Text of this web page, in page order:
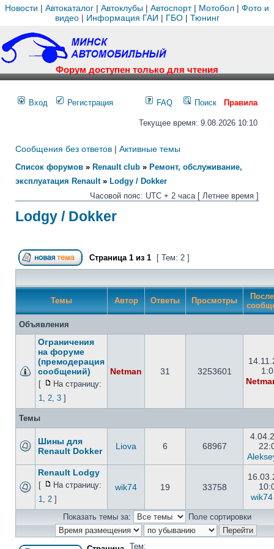
Новости | Автокаталог | Автоклубы | Автоспорт| Мотобол | Фото и
видео| Информация ГАИ | ГБО| Тюнинг
Форум доступен только для чтения
Вход Регистрация FAQ Поиск Правила
Текущее время: 9.08.2026 10:10
Сообщения без ответов | Активные темы
Список форумов » Renault club » Ремонт, обслуживание,
эксплуатация Renault» Lodgy / Dokker
Часовой пояс: UTC + 2 часа [ Летнее время ]
Lodgy / Dokker
Страница 1 из 1 [ Тем: 2 ]
Темы Автор Ответы Просмотры
Объявления
Ограничения
на форуме
(премодерация
сообщений)
[
На страницу:
1, 2, 3 ]
Netman 31 3253601
Темы
Шины для
Renault Dokker
Liova 6 68967
Renault Lodgy
[
На страницу:
1, 2 ]
wik74 19 33758
wik74
Показать темы за: Поле сортировки
Тем: